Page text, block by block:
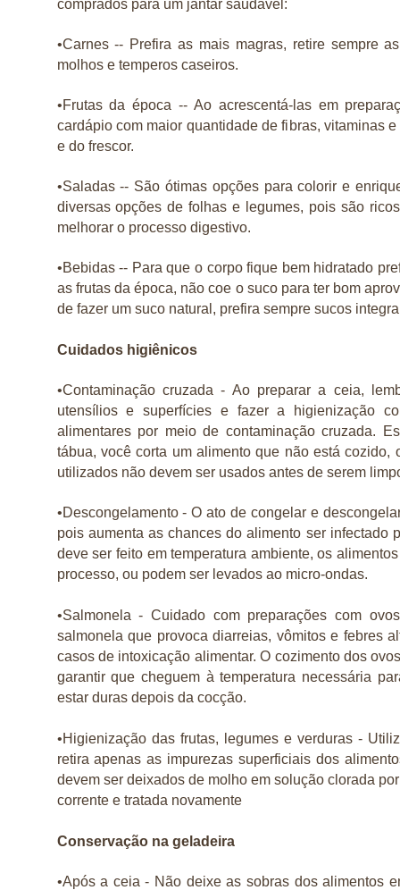
comprados para um jantar saudável:
•Carnes -- Prefira as mais magras, retire sempre
molhos e temperos caseiros.
•Frutas da época -- Ao acrescentá-las em
cardápio com maior quantidade de fibras, vitaminas
e do frescor.
•Saladas -- São ótimas opções para colorir e
diversas opções de folhas e legumes, pois são
melhorar o processo digestivo.
•Bebidas -- Para que o corpo fique bem hidratado
as frutas da época, não coe o suco para ter bom
de fazer um suco natural, prefira sempre sucos
Cuidados higiênicos
•Contaminação cruzada - Ao preparar a ceia,
utensílios e superfícies e fazer a higienização
alimentares por meio de contaminação cruzada.
tábua, você corta um alimento que não está
utilizados não devem ser usados antes de serem
•Descongelamento - O ato de congelar e
pois aumenta as chances do alimento ser infectado
deve ser feito em temperatura ambiente, os
processo, ou podem ser levados ao micro-ondas.
•Salmonela - Cuidado com preparações com
salmonela que provoca diarreias, vômitos e febres
casos de intoxicação alimentar. O cozimento dos
garantir que cheguem à temperatura necessária
estar duras depois da cocção.
•Higienização das frutas, legumes e verduras -
retira apenas as impurezas superficiais dos
devem ser deixados de molho em solução clorada
corrente e tratada novamente
Conservação na geladeira
•Após a ceia - Não deixe as sobras dos alimentos